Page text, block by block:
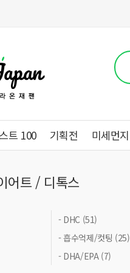
트 100 기획전 미세먼지
어트 / 디톡스
- DHC (51)
- 흡수억제/컷팅 (25)
- DHA/EPA (7)